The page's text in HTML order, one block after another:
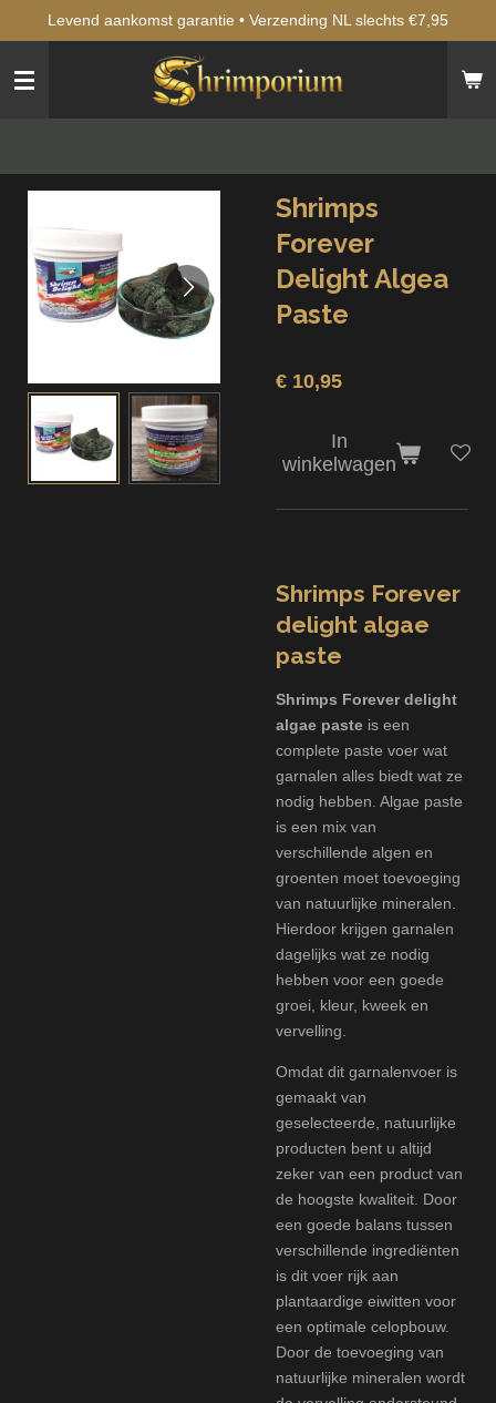
naar
hoofdinhoud
Levend aankomst garantie • Verzending NL slechts €7,95
Shrimps
Forever
Delight Algea
Paste
€ 10,95
In
winkelwagen
Shrimps Forever
delight algae
paste
Shrimps Forever delight
algae paste is een
complete paste voer wat
garnalen alles biedt wat ze
nodig hebben. Algae paste
is een mix van
verschillende algen en
groenten moet toevoeging
van natuurlijke mineralen.
Hierdoor krijgen garnalen
dagelijks wat ze nodig
hebben voor een goede
groei, kleur, kweek en
vervelling.
Omdat dit garnalenvoer is
gemaakt van
geselecteerde, natuurlijke
producten bent u altijd
zeker van een product van
de hoogste kwaliteit. Door
een goede balans tussen
verschillende ingrediënten
is dit voer rijk aan
plantaardige eiwitten voor
een optimale celopbouw.
Door de toevoeging van
natuurlijke mineralen wordt